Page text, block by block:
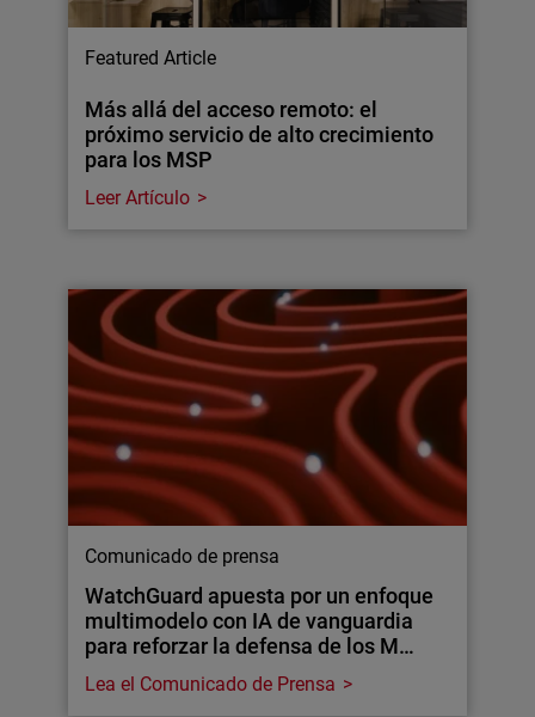
Featured Article
Más allá del acceso remoto: el
próximo servicio de alto crecimiento
para los MSP
Leer Artículo
Comunicado de prensa
WatchGuard apuesta por un enfoque
multimodelo con IA de vanguardia
para reforzar la defensa de los M…
Lea el Comunicado de Prensa